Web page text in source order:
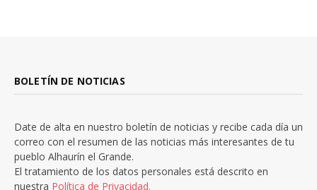
BOLETÍN DE NOTICIAS
Date de alta en nuestro boletín de noticias y recibe cada día un
correo con el resumen de las noticias más interesantes de tu
pueblo Alhaurín el Grande.
El tratamiento de los datos personales está descrito en
nuestra Política de Privacidad.